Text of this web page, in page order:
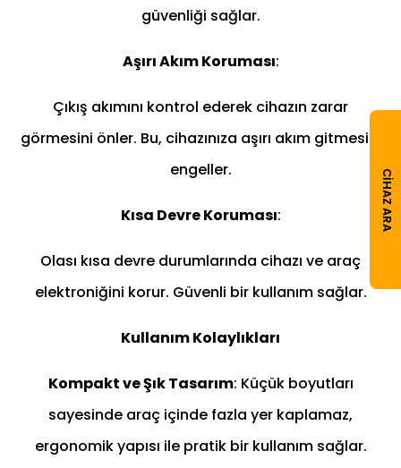
güvenliği sağlar.
Aşırı Akım Koruması:
Çıkış akımını kontrol ederek cihazın zarar
görmesini önler. Bu, cihazınıza aşırı akım gitmesini
engeller.
Kısa Devre Koruması:
Olası kısa devre durumlarında cihazı ve araç
elektroniğini korur. Güvenli bir kullanım sağlar.
Kullanım Kolaylıkları
Kompakt ve Şık Tasarım: Küçük boyutları
sayesinde araç içinde fazla yer kaplamaz,
ergonomik yapısı ile pratik bir kullanım sağlar.
CIHAZ ARA